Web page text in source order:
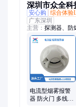
深圳市众全科
安心购
综合体验
广东深圳
主营： 探测器、防
讯主机、消防主
缆、紫外火焰、
型火灾、红外火
置、声光警报器
电流型烟雾报警
器 防火门 多线主